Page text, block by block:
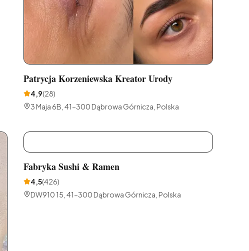
Patrycja Korzeniewska Kreator Urody
4,9(28)
3 Maja 6B, 41-300 Dąbrowa Górnicza, Polska
Fabryka Sushi & Ramen
4,5(426)
DW910 15, 41-300 Dąbrowa Górnicza, Polska